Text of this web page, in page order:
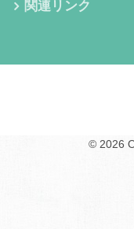
関連リンク
© 2026